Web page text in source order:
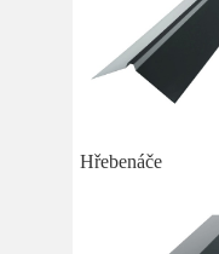
Hřebenáče